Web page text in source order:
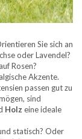
Sie sich an
oder Lavendel?
Rosen?
Akzente.
passen gut zu
sind
Holz eine ideale
statisch? Oder